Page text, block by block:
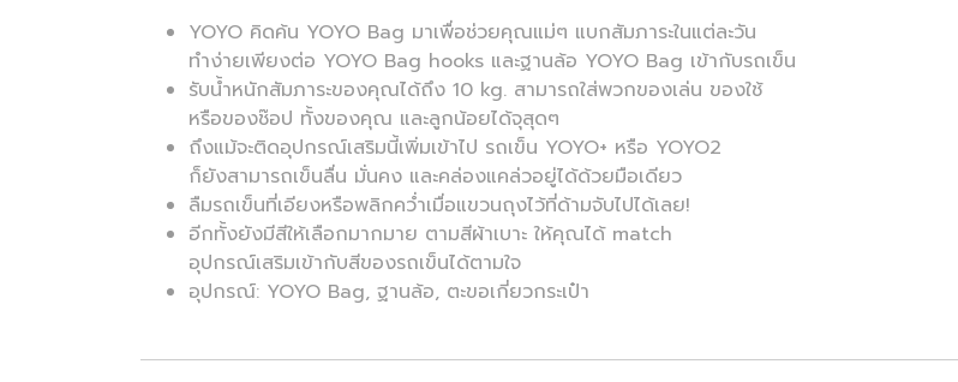
YOYO คิดค้น YOYO Bag มาเพื่อช่วยคุณแม่ๆ แบกสัมภาระในแต่ละวัน
ทำง่ายเพียงต่อ YOYO Bag hooks และฐานล้อ YOYO Bag เข้ากับรถเข็น
รับน้ำหนักสัมภาระของคุณได้ถึง 10 kg. สามารถใส่พวกของเล่น ของใช้
หรือของช๊อป ทั้งของคุณ และลูกน้อยได้จุสุดๆ
ถึงแม้จะติดอุปกรณ์เสริมนี้เพิ่มเข้าไป รถเข็น YOYO+ หรือ YOYO2
ก็ยังสามารถเข็นลื่น มั่นคง และคล่องแคล่วอยู่ได้ด้วยมือเดียว
ลืมรถเข็นที่เอียงหรือพลิกคว่ำเมื่อแขวนถุงไว้ที่ด้ามจับไปได้เลย!
อีกทั้งยังมีสีให้เลือกมากมาย ตามสีผ้าเบาะ ให้คุณได้ match
อุปกรณ์เสริมเข้ากับสีของรถเข็นได้ตามใจ
อุปกรณ์: YOYO Bag, ฐานล้อ, ตะขอเกี่ยวกระเป๋า